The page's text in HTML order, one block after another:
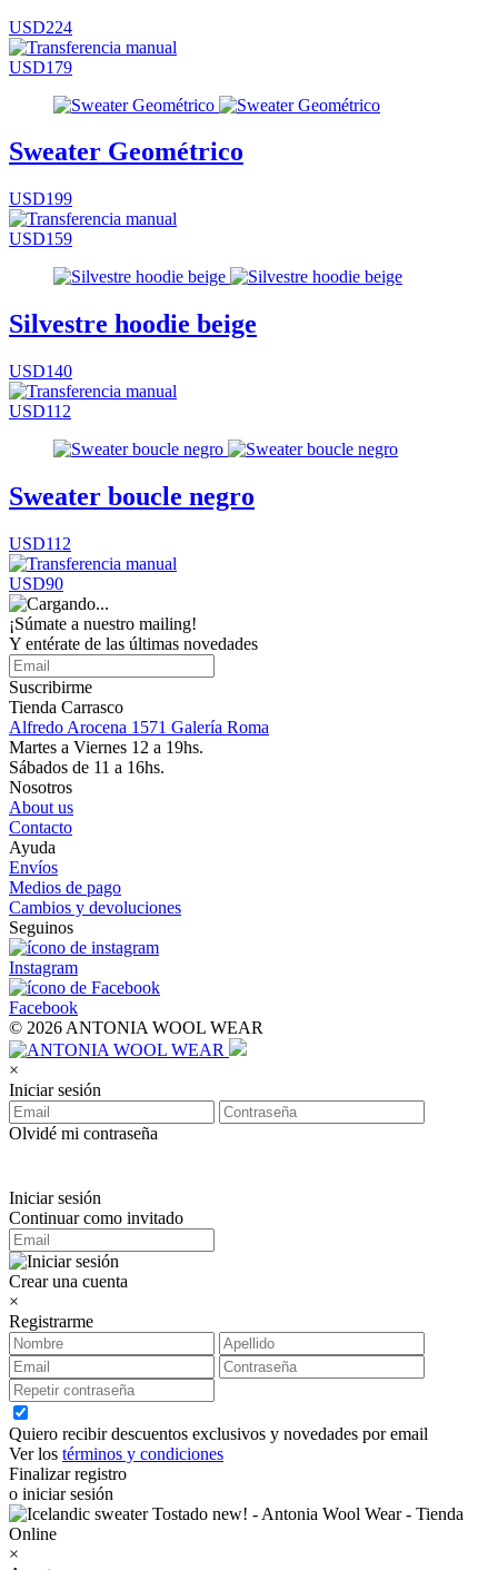
USD224
USD179
Sweater Geométrico
USD199
USD159
Silvestre hoodie beige
USD140
USD112
Sweater boucle negro
USD112
USD90
¡Súmate a nuestro mailing!
Y entérate de las últimas novedades
Suscribirme
Tienda Carrasco
Alfredo Arocena 1571 Galería Roma
Martes a Viernes 12 a 19hs.
Sábados de 11 a 16hs.
Nosotros
About us
Contacto
Ayuda
Envíos
Medios de pago
Cambios y devoluciones
Seguinos
Instagram
Facebook
© 2026 ANTONIA WOOL WEAR
×
Iniciar sesión
Olvidé mi contraseña
Iniciar sesión
Continuar como invitado
Crear una cuenta
×
Registrarme
Quiero recibir descuentos exclusivos y novedades por email
Ver los términos y condiciones
Finalizar registro
o iniciar sesión
×